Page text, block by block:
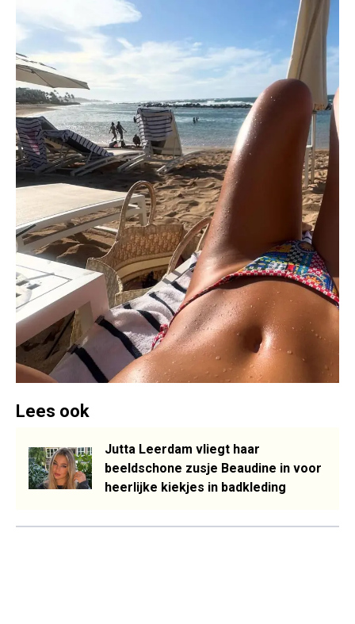
Lees ook
Jutta Leerdam vliegt haar
beeldschone zusje Beaudine in voor
heerlijke kiekjes in badkleding